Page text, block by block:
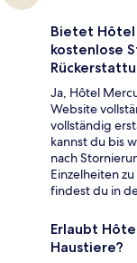
Bietet Hôtel
kostenlose
Ja, Hôtel
Website
vollständig
kannst du bis
nach
Einzelheiten
findest du in
Erlaubt
Haustiere?